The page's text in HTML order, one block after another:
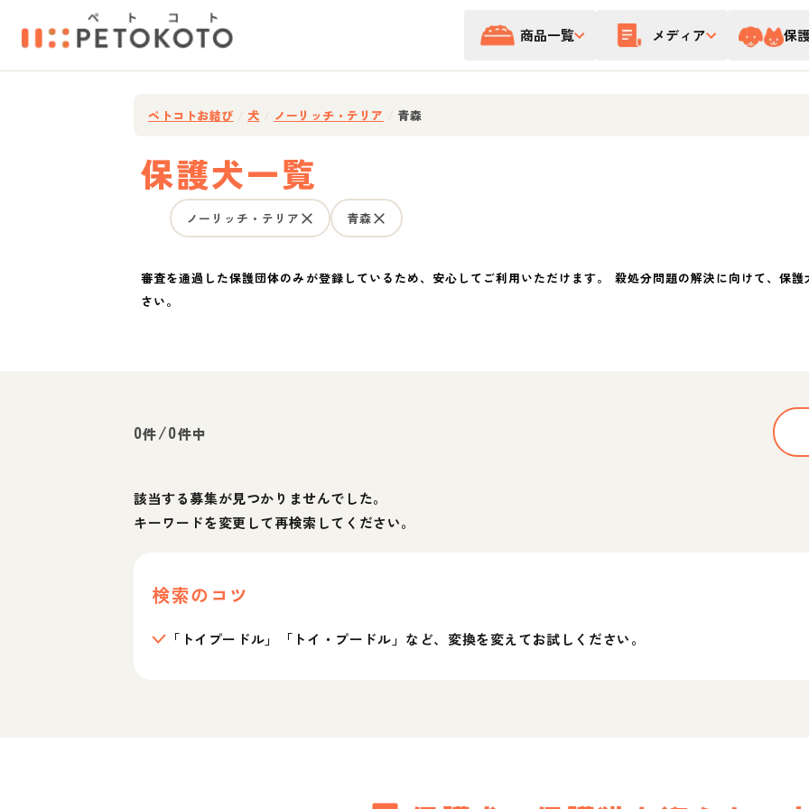
商品一覧 メディア 保
ペトコトお結び 犬 ノーリッチ・テリア 青森
保護犬一覧
ノーリッチ・テリア 青森
審査を通過した保護団体のみが登録しているため、安心してご利用いただけます。 殺処分問題の解決に向けて、保
さい。
0件/0件中
該当する募集が見つかりませんでした。
キーワードを変更して再検索してください。
検索のコツ
「トイプードル」「トイ・プードル」など、変換を変えてお試しください。